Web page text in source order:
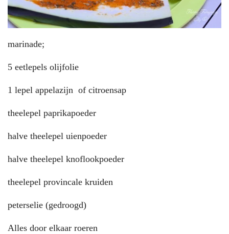
marinade;
5 eetlepels olijfolie
1 lepel appelazijn of citroensap
theelepel paprikapoeder
halve theelepel uienpoeder
halve theelepel knoflookpoeder
theelepel provincale kruiden
peterselie (gedroogd)
Alles door elkaar roeren